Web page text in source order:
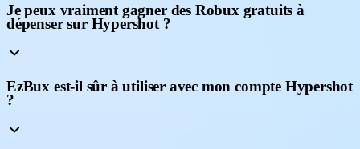
Je peux vraiment gagner des Robux gratuits à
dépenser sur Hypershot ?
EzBux est-il sûr à utiliser avec mon compte Hypershot
?